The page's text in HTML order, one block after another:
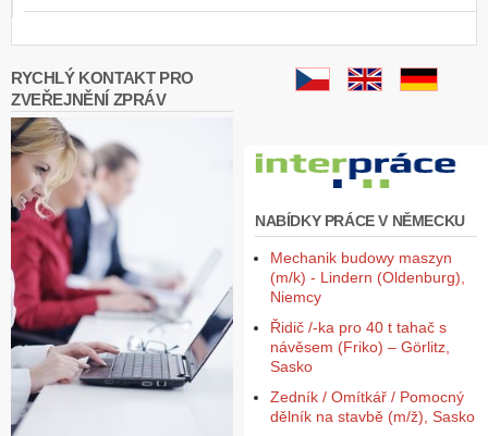
RYCHLÝ KONTAKT PRO
ZVEŘEJNĚNÍ ZPRÁV
NABÍDKY PRÁCE V NĚMECKU
Mechanik budowy maszyn
(m/k) - Lindern (Oldenburg),
Niemcy
Řidič /-ka pro 40 t tahač s
návěsem (Friko) – Görlitz,
Sasko
Zedník / Omítkář / Pomocný
dělník na stavbě (m/ž), Sasko